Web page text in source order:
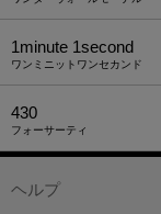
1minute​ 1second
ワンミニットワンセカンド
430
フォーサーティ
ヘルプ